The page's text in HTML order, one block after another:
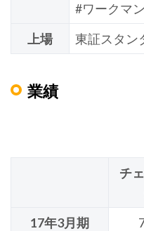
#ワークマ
上場
東証スタン
業績
チ
17年3月期